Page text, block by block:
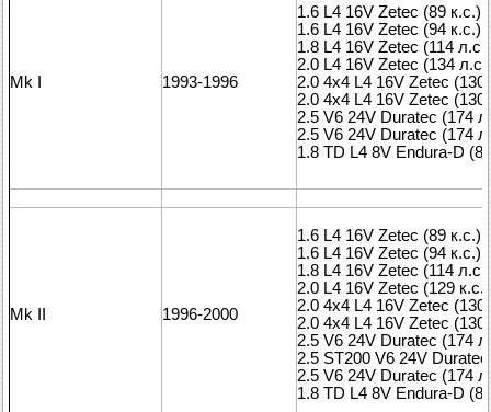
Mk I 1993-1996
1.6 L4 16V Zetec (89 к.с.)
1.6 L4 16V Zetec (94 к.с.)
1.8 L4 16V Zetec (114 л.с.)
2.0 L4 16V Zetec (134 л.с.)
2.0 4x4 L4 16V Zetec (130
2.0 4x4 L4 16V Zetec (130
2.5 V6 24V Duratec (174
2.5 V6 24V Duratec (174
1.8 TD L4 8V Endura-D
Mk II 1996-2000
1.6 L4 16V Zetec (89 к.с.)
1.6 L4 16V Zetec (94 к.с.)
1.8 L4 16V Zetec (114 л.с.)
2.0 L4 16V Zetec (129 к.с.)
2.0 4x4 L4 16V Zetec (130
2.0 4x4 L4 16V Zetec (130
2.5 V6 24V Duratec (174
2.5 ST200 V6 24V
2.5 V6 24V Duratec (174
1.8 TD L4 8V Endura-D